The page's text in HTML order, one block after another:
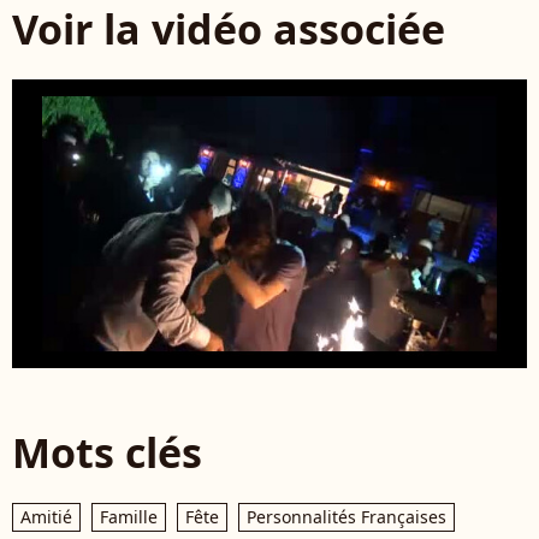
Voir la vidéo associée
Mots clés
Amitié Famille Fête Personnalités Françaises